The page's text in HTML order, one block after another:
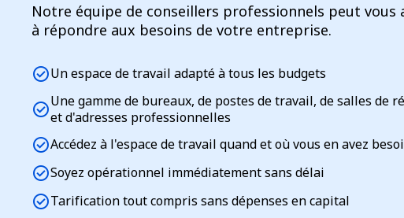
Notre équipe de conseillers professionnels peut vous
à répondre aux besoins de votre entreprise.
check_circleUn espace de travail adapté à tous les budgets
check_circleUne gamme de bureaux, de postes de travail, de salles de
et d'adresses professionnelles
check_circleAccédez à l'espace de travail quand et où vous en avez
check_circleSoyez opérationnel immédiatement sans délai
check_circleTarification tout compris sans dépenses en capital